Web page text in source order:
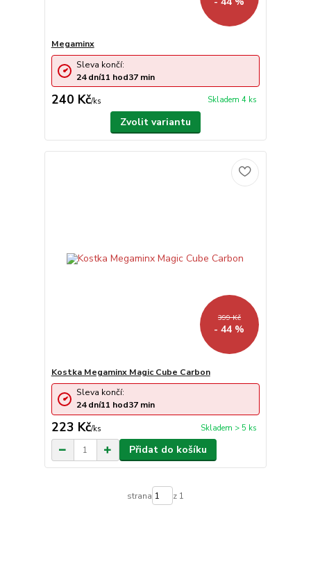
Megaminx
240 Kč/ks Skladem 4 ks
Sleva končí:
24 dní11 hod37 min
Zvolit variantu
399 Kč
- 44 %
Kostka Megaminx Magic Cube Carbon
223 Kč/ks Skladem > 5 ks
Sleva končí:
24 dní11 hod37 min
Přidat do košíku
strana z 1